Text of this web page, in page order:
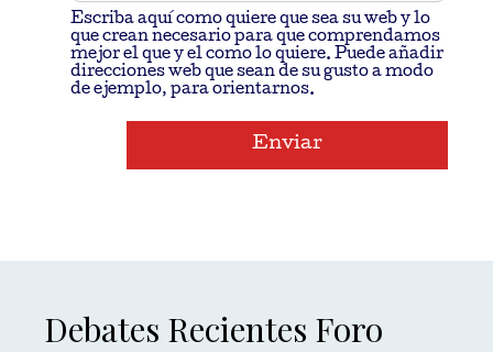
Escriba aquí como quiere que sea su web y lo
que crean necesario para que comprendamos
mejor el que y el como lo quiere. Puede añadir
direcciones web que sean de su gusto a modo
de ejemplo, para orientarnos.
Enviar
Debates Recientes Foro